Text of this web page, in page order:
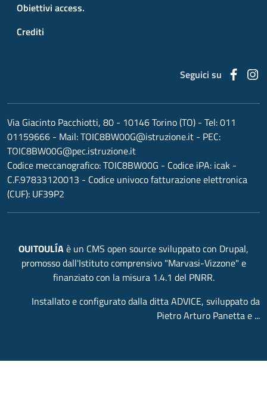
Obiettivi access.
Crediti
Seguici su
Via Giacinto Pacchiotti, 80 - 10146 Torino (TO) - Tel:011
01159666 - Mail:TOIC8BW00G@istruzione.it - PEC:
TOIC8BW00G@pec.istruzione.it
Codice meccanografico:TOIC8BW00G - Codice iPA: icak -
C.F.97833120013 - Codice univoco fatturazione elettronica
(CUF): UF39P2
OUITOULÍAè un CMS open source sviluppato con Drupal,
promosso dall'Istituto comprensivo "Marvasi-Vizzone" e
finanziato con la misura 1.4.1 del PNRR.
Installato e configurato dalla ditta ADVICE, sviluppato da
Pietro Arturo Panetta e ...